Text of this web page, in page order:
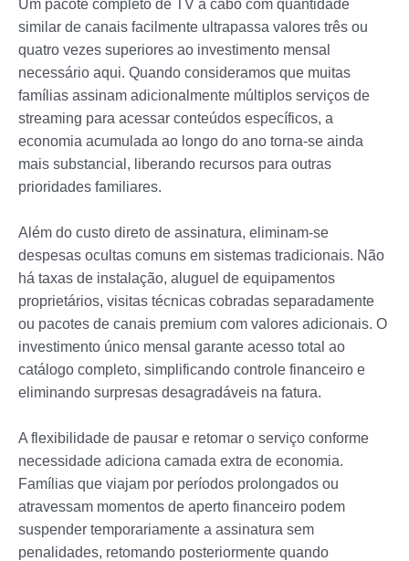
Um pacote completo de TV a cabo com quantidade
similar de canais facilmente ultrapassa valores três ou
quatro vezes superiores ao investimento mensal
necessário aqui. Quando consideramos que muitas
famílias assinam adicionalmente múltiplos serviços de
streaming para acessar conteúdos específicos, a
economia acumulada ao longo do ano torna-se ainda
mais substancial, liberando recursos para outras
prioridades familiares.
Além do custo direto de assinatura, eliminam-se
despesas ocultas comuns em sistemas tradicionais. Não
há taxas de instalação, aluguel de equipamentos
proprietários, visitas técnicas cobradas separadamente
ou pacotes de canais premium com valores adicionais. O
investimento único mensal garante acesso total ao
catálogo completo, simplificando controle financeiro e
eliminando surpresas desagradáveis na fatura.
A flexibilidade de pausar e retomar o serviço conforme
necessidade adiciona camada extra de economia.
Famílias que viajam por períodos prolongados ou
atravessam momentos de aperto financeiro podem
suspender temporariamente a assinatura sem
penalidades, retomando posteriormente quando